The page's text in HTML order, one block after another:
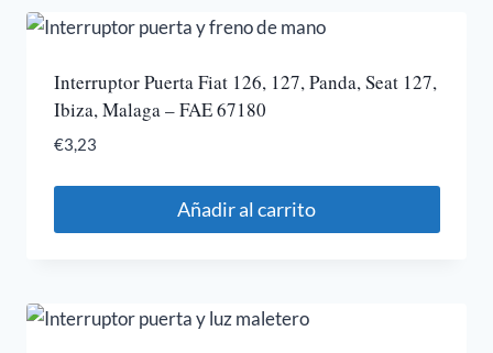
Interruptor Puerta Fiat 126, 127, Panda, Seat 127,
Ibiza, Malaga – FAE 67180
€3,23
Añadir al carrito